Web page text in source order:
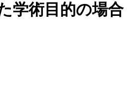
学術目的の場合